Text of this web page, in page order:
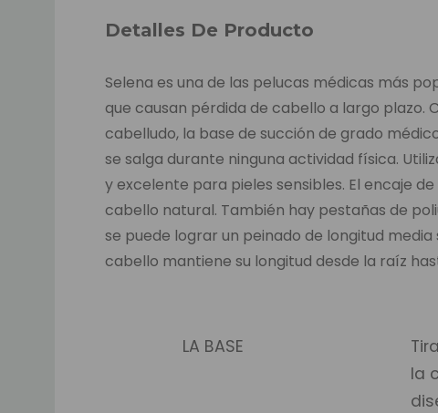
Detalles De Producto
Selena es una de las pelucas médicas más
que causan pérdida de cabello a largo
cabelludo, la base de succión de grado
se salga durante ninguna actividad física.
y excelente para pieles sensibles. El encaje
cabello natural. También hay pestañas de
se puede lograr un peinado de longitud
cabello mantiene su longitud desde la raíz
LA BASE
la